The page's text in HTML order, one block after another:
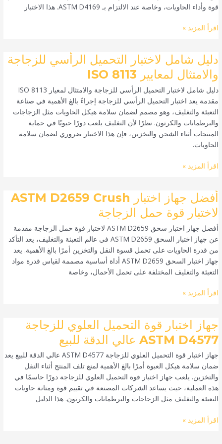
قوة وأداء الحاويات، وخاصة عند الالتزام بـ ASTM D4169. هذا الاختبار
لقوة
الحاوية
اقرأ المزيد »
دليل شامل لاختبار التحميل الرأسي للزجاجة
والامتثال لمعايير ISO 8113
دليل شامل لاختبار التحميل الرأسي للزجاجة والامتثال لمعيار ISO 8113
مقدمة يعد اختبار التحميل الرأسي للزجاجة إجراءً بالغ الأهمية في صناعة
التعبئة والتغليف، وهو مصمم لضمان سلامة هيكل الحاويات مثل الزجاجات
والبرطمانات والكرتون. نظرًا لأن التغليف يلعب دورًا حيويًا في حماية
المنتجات أثناء الشحن والتخزين، فإن هذا الاختبار ضروري لضمان سلامة
الحاويات.
دليل
شامل
لاختبار
التحميل
الرأسي
للزجاجة
والامتثال
لمعايير
ISO
اقرأ المزيد »
أفضل جهاز اختبار ASTM D2659 Crush
لاختبار قوة حمل الزجاجة
أفضل جهاز اختبار سحق ASTM D2659 لاختبار قوة حمل الزجاجة مقدمة
عن جهاز اختبار السحق ASTM D2659 في عالم التعبئة والتغليف، يعد التأكد
من قدرة الحاويات على تحمل قسوة النقل والتخزين أمرًا بالغ الأهمية. يعد
جهاز اختبار السحق ASTM D2659 أداة أساسية مصممة لقياس قدرة مواد
التعبئة والتغليف المختلفة على تحمل الأحمال، وخاصة
أفضل
جهاز
اختبار
ASTM
D2659
Crush
لاختبار
قوة
الزجاجة
اقرأ المزيد »
جهاز اختبار قوة التحميل العلوي للزجاجة
ASTM D4577 عالي الدقة للبيع
جهاز اختبار قوة التحميل العلوي للزجاجة ASTM D4577 عالي الدقة للبيع يعد
ضمان سلامة هيكل العبوة أمرًا بالغ الأهمية لمنع تلف المنتج أثناء النقل
والتخزين. يلعب جهاز اختبار قوة التحميل العلوي للزجاجة دورًا حاسمًا في
هذه العملية، حيث يساعد الشركات المصنعة في تقييم قوة ومتانة حاويات
التعبئة والتغليف مثل الزجاجات والبرطمانات والكرتون. هذا الدليل
جهاز
اختبار
قوة
التحميل
العلوي
للزجاجة
ASTM
D4577
الدقة
اقرأ المزيد »